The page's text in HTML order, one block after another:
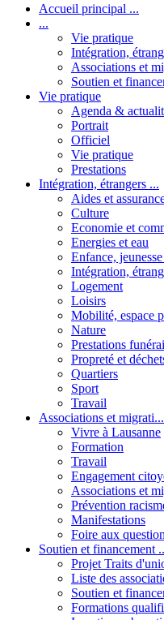
Accueil principal ...
...
Vie pratique
Intégration,
Associations et
Soutien et
Vie pratique
Agenda &
Portrait
Officiel
Vie pratique
Prestations
Intégration, étrangers ...
Aides et
Culture
Economie et
Energies et eau
Enfance,
Intégration,
Logement
Loisirs
Mobilité, espace
Nature
Prestations
Propreté et
Quartiers
Sport
Travail
Associations et migrati...
Vivre à Lausanne
Formation
Travail
Engagement
Associations et
Prévention
Manifestations
Foire aux
Soutien et financement
Projet Traits
Liste des
Soutien et
Formations